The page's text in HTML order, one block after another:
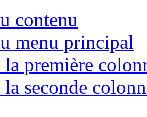
contenu
menu principal
première
seconde